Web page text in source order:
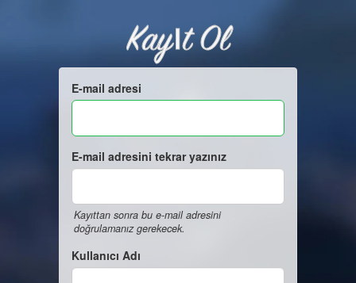
Kayıt Ol
E-mail adresi
E-mail adresini tekrar yazınız
Kayıttan sonra bu e-mail adresini
doğrulamanız gerekecek.
Kullanıcı Adı